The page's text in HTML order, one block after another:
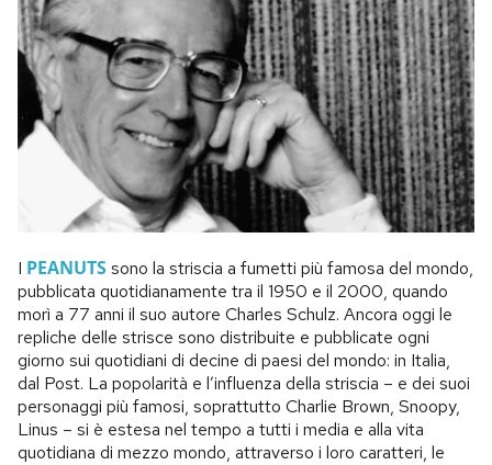
I PEANUTSsono la striscia a fumetti più famosa del mondo,
pubblicata quotidianamente tra il 1950 e il 2000, quando
morì a 77 anni il suo autore Charles Schulz. Ancora oggi le
repliche delle strisce sono distribuite e pubblicate ogni
giorno sui quotidiani di decine di paesi del mondo: in Italia,
dal Post. La popolarità e l’influenza della striscia – e dei suoi
personaggi più famosi, soprattutto Charlie Brown, Snoopy,
Linus – si è estesa nel tempo a tutti i media e alla vita
quotidiana di mezzo mondo, attraverso i loro caratteri, le